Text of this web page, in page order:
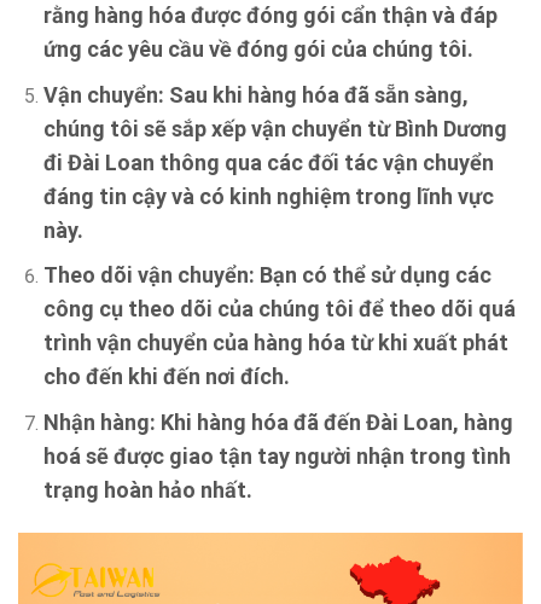
rằng hàng hóa được đóng gói cẩn thận và đáp
ứng các yêu cầu về đóng gói của chúng tôi.
Vận chuyển: Sau khi hàng hóa đã sẵn sàng,
chúng tôi sẽ sắp xếp vận chuyển từ Bình Dương
đi Đài Loan thông qua các đối tác vận chuyển
đáng tin cậy và có kinh nghiệm trong lĩnh vực
này.
Theo dõi vận chuyển: Bạn có thể sử dụng các
công cụ theo dõi của chúng tôi để theo dõi quá
trình vận chuyển của hàng hóa từ khi xuất phát
cho đến khi đến nơi đích.
Nhận hàng: Khi hàng hóa đã đến Đài Loan, hàng
hoá sẽ được giao tận tay người nhận trong tình
trạng hoàn hảo nhất.